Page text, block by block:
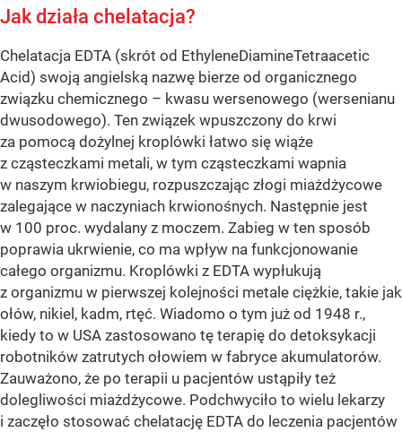
Jak działa chelatacja?
Chelatacja EDTA (skrót od EthyleneDiamineTetraacetic
Acid) swoją angielską nazwę bierze od organicznego
związku chemicznego – kwasu wersenowego (wersenianu
dwusodowego). Ten związek wpuszczony do krwi
za pomocą dożylnej kroplówki łatwo się wiąże
z cząsteczkami metali, w tym cząsteczkami wapnia
w naszym krwiobiegu, rozpuszczając złogi miażdżycowe
zalegające w naczyniach krwionośnych. Następnie jest
w 100 proc. wydalany z moczem. Zabieg w ten sposób
poprawia ukrwienie, co ma wpływ na funkcjonowanie
całego organizmu. Kroplówki z EDTA wypłukują
z organizmu w pierwszej kolejności metale ciężkie, takie jak
ołów, nikiel, kadm, rtęć. Wiadomo o tym już od 1948 r.,
kiedy to w USA zastosowano tę terapię do detoksykacji
robotników zatrutych ołowiem w fabryce akumulatorów.
Zauważono, że po terapii u pacjentów ustąpiły też
dolegliwości miażdżycowe. Podchwyciło to wielu lekarzy
i zaczęło stosować chelatację EDTA do leczenia pacjentów